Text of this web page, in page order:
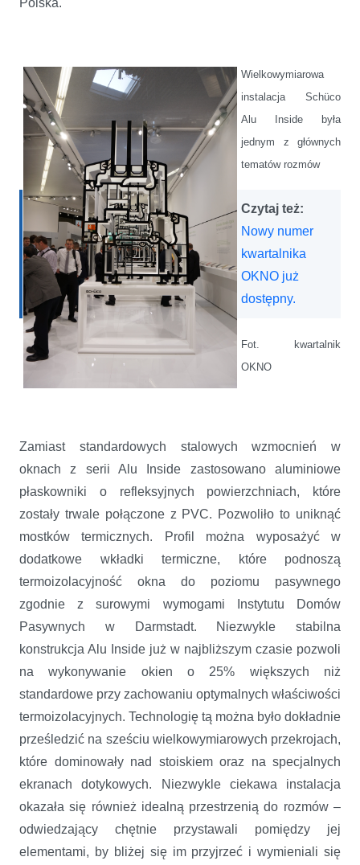
Wielkowymiarowa
instalacja Schüco
Alu Inside była
jednym z głównych
tematów rozmów
Czytaj też:
Nowy numer
kwartalnika
OKNO już
dostępny.
Fot. kwartalnik
OKNO
Zamiast standardowych stalowych wzmocnień w
oknach z serii Alu Inside zastosowano aluminiowe
płaskowniki o refleksyjnych powierzchniach, które
zostały trwale połączone z PVC. Pozwoliło to uniknąć
mostków termicznych. Profil można wyposażyć w
dodatkowe wkładki termiczne, które podnoszą
termoizolacyjność okna do poziomu pasywnego
zgodnie z surowymi wymogami Instytutu Domów
Pasywnych w Darmstadt. Niezwykle stabilna
konstrukcja Alu Inside już w najbliższym czasie pozwoli
na wykonywanie okien o 25% większych niż
standardowe przy zachowaniu optymalnych właściwości
termoizolacyjnych. Technologię tą można było dokładnie
prześledzić na sześciu wielkowymiarowych przekrojach,
które dominowały nad stoiskiem oraz na specjalnych
ekranach dotykowych. Niezwykle ciekawa instalacja
okazała się również idealną przestrzenią do rozmów –
odwiedzający chętnie przystawali pomiędzy jej
elementami, by bliżej się im przyjrzeć i wymieniali się